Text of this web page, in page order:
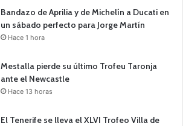
Bandazo de Aprilia y de Michelín a Ducati en
un sábado perfecto para Jorge Martín
Hace 1 hora
Mestalla pierde su último Trofeu Taronja
ante el Newcastle
Hace 13 horas
El Tenerife se lleva el XLVI Trofeo Villa de